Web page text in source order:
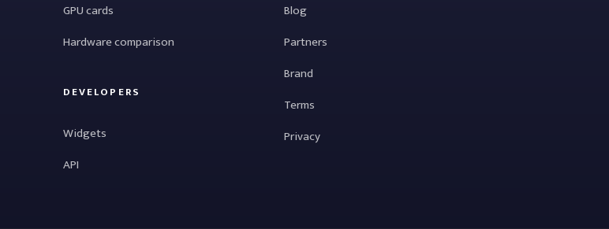
GPU cards
Hardware comparison
DEVELOPERS
Widgets
API
Blog
Partners
Brand
Terms
Privacy